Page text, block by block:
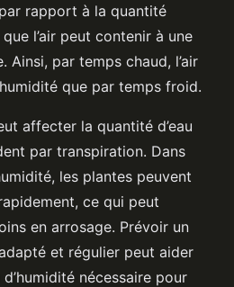
par rapport à la quantité
l’air peut contenir à une
Ainsi, par temps chaud, l’air
que par temps froid.
affecter la quantité d’eau
par transpiration. Dans
les plantes peuvent
ce qui peut
en arrosage. Prévoir un
et régulier peut aider
nécessaire pour